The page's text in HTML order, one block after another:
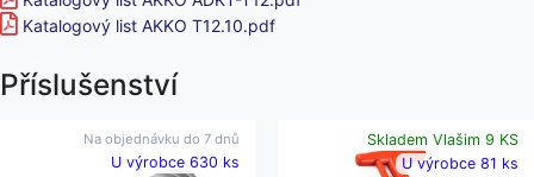
Katalogový list AKKO T12.10.pdf
Příslušenství
Na objednávku do 7 dnů
U výrobce 630 ks
Skladem Vlašim 9 KS
U výrobce 81 ks